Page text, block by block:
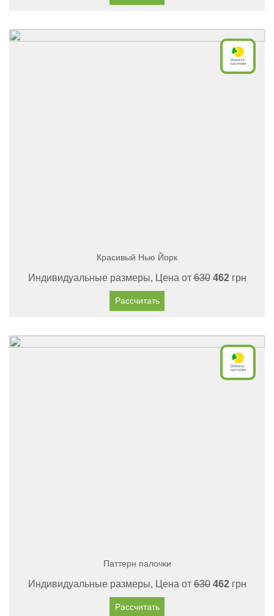
Красивый Нью Йорк
Индивидуальные размеры, Цена от630 462грн
Рассчитать
Паттерн палочки
Индивидуальные размеры, Цена от630 462грн
Рассчитать